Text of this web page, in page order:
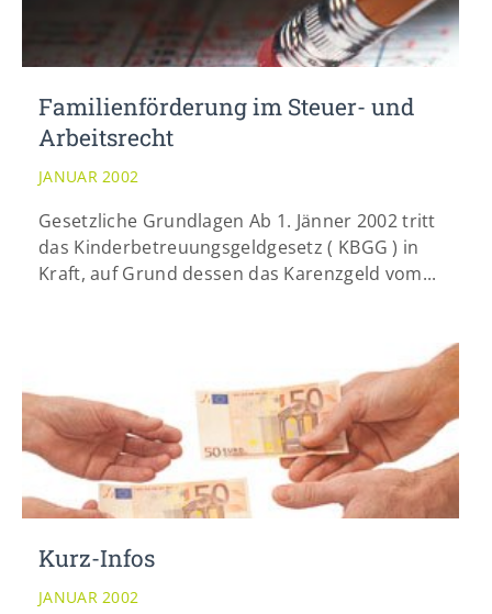
Familienförderung im Steuer- und
Arbeitsrecht
JANUAR 2002
Gesetzliche Grundlagen Ab 1. Jänner 2002 tritt
das Kinderbetreuungsgeldgesetz ( KBGG ) in
Kraft, auf Grund dessen das Karenzgeld vom...
Kurz-Infos
JANUAR 2002